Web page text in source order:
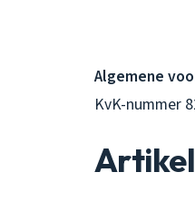
Algemene
KvK-nummer